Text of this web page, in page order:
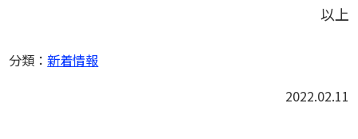
以上
分類：新着情報
2022.02.11